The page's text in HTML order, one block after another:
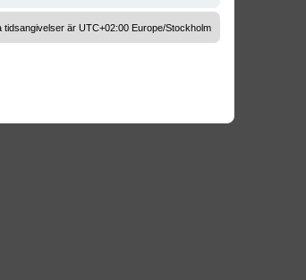
tidsangivelser är UTC+02:00 Europe/Stockholm